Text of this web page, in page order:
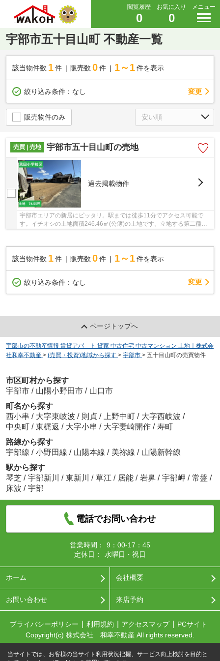
閲覧履歴
0
お気に入り
0
メニュー
宇部市五十目山町 不動産一覧
該当物件数 1件 販売数 0 件 1～1 件を表示
絞り込み条件： なし 変更
販売物件のみ
売買 | 売地 宇部市五十目山町の売地
過去掲載物件
宇部市エリアの新居にピッタリ。駅までは徒歩11分でアクセス可能で
す。イチオシの土地面積246.46㎡(公簿)の土地です。立地する第二種中
該当物件数 1件 販売数 0 件 1～1 件を表示
絞り込み条件： なし 変更
ページトップへ
宇部市の不動産情報 賃貸アパ－ト 貸家 中古住宅 中古マンション 土地｜株式会
社和幸不動産 > (売買・投資)地域から探す > 宇部市 > 五十目山町の売買物件
市区町村から探す
宇部市 / 山陽小野田市 / 山口市
町名から探す
西小串 / 大字東岐波 / 則貞 / 上野中町 / 大字西岐波 /
中央町 / 東梶返 / 大字小串 / 大字妻崎開作 / 寿町
路線から探す
宇部線 / 小野田線 / 山陽本線 / 美祢線 / 山陽新幹線
駅から探す
琴芝 / 宇部新川 / 東新川 / 草江 / 居能 / 岩鼻 / 宇部岬 / 常盤 /
床波 / 宇部
電話でお問い合わせ
営業時間：
9：00-17：45
定休日：
水曜日・祝日
ホーム 会社概要
お問い合わせ 来店予約
プライバシーポリシー 利用規約 アクセスマップ
PCサイト
Copyright(c) 株式会社 和幸不動産 All rights reserved.
当サイトでは、お客様の当サイト利用状況把握、サービス向上検討を目的と